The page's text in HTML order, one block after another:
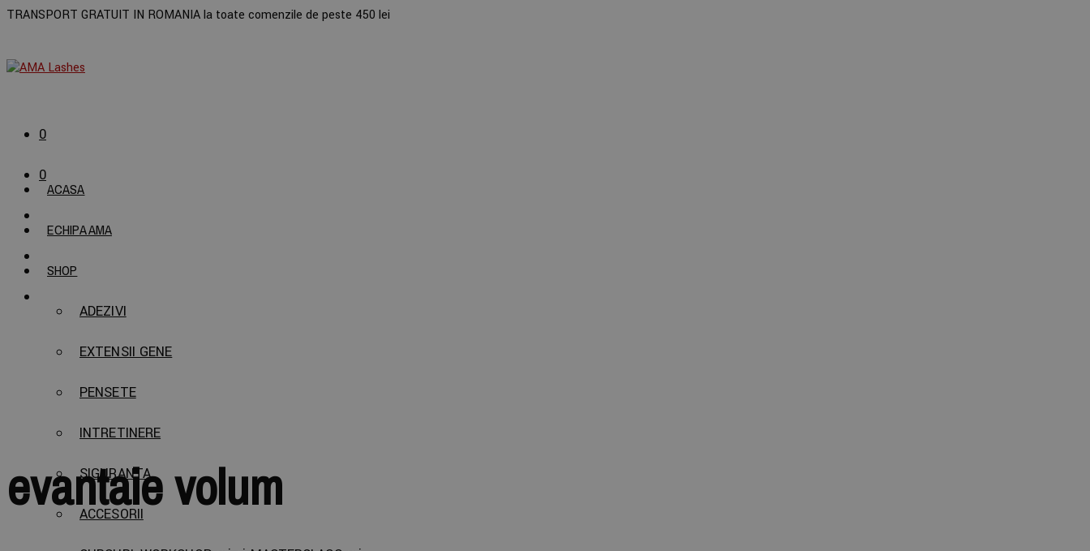
TRANSPORT GRATUIT IN ROMANIA la toate comenzile de peste 450 lei
0
0
ACASA
ECHIPA AMA
SHOP
ADEZIVI
EXTENSII GENE
PENSETE
INTRETINERE
SIGURANTA
ACCESORII
evantaie volum